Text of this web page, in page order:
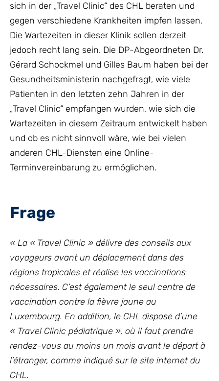
sich in der „Travel Clinic“ des CHL beraten und
gegen verschiedene Krankheiten impfen lassen.
Die Wartezeiten in dieser Klinik sollen derzeit
jedoch recht lang sein. Die DP-Abgeordneten Dr.
Gérard Schockmel und Gilles Baum haben bei der
Gesundheitsministerin nachgefragt, wie viele
Patienten in den letzten zehn Jahren in der
„Travel Clinic“ empfangen wurden, wie sich die
Wartezeiten in diesem Zeitraum entwickelt haben
und ob es nicht sinnvoll wäre, wie bei vielen
anderen CHL-Diensten eine Online-
Terminvereinbarung zu ermöglichen.
Frage
« La « Travel Clinic » délivre des conseils aux
voyageurs avant un déplacement dans des
régions tropicales et réalise les vaccinations
nécessaires. C’est également le seul centre de
vaccination contre la fièvre jaune au
Luxembourg. En addition, le CHL dispose d’une
« Travel Clinic pédiatrique », où il faut prendre
rendez-vous au moins un mois avant le départ à
l’étranger, comme indiqué sur le site internet du
CHL.